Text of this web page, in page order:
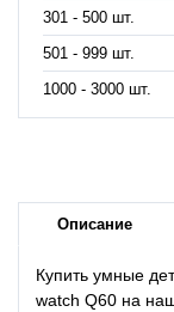
301 - 500 шт.
501 - 999 шт.
1000 - 3000 шт.
Описание
Купить умные
watch Q60 на